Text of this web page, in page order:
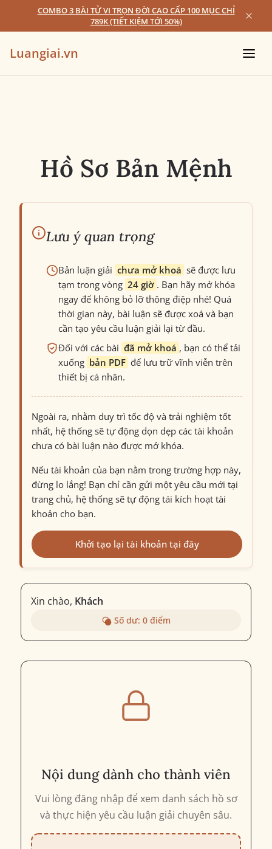
COMBO 3 BÀI TỬ VI TRỌN ĐỜI CAO CẤP 100 MỤC CHỈ
789K (TIẾT KIỆM TỚI 50%)
Luangiai.vn
Hồ Sơ Bản Mệnh
Lưu ý quan trọng
Bản luận giải chưa mở khoá sẽ được lưu
tạm trong vòng 24 giờ . Bạn hãy mở khóa
ngay để không bỏ lỡ thông điệp nhé! Quá
thời gian này, bài luận sẽ được xoá và bạn
cần tạo yêu cầu luận giải lại từ đầu.
Đối với các bài đã mở khoá , bạn có thể tải
xuống bản PDF để lưu trữ vĩnh viễn trên
thiết bị cá nhân.
Ngoài ra, nhằm duy trì tốc độ và trải nghiệm tốt
nhất, hệ thống sẽ tự động dọn dẹp các tài khoản
chưa có bài luận nào được mở khóa.
Nếu tài khoản của bạn nằm trong trường hợp này,
đừng lo lắng! Bạn chỉ cần gửi một yêu cầu mới tại
trang chủ, hệ thống sẽ tự động tái kích hoạt tài
khoản cho bạn.
Khởi tạo lại tài khoản tại đây
Xin chào, Khách
Số dư: 0điểm
Nội dung dành cho thành viên
Vui lòng đăng nhập để xem danh sách hồ sơ
và thực hiện yêu cầu luận giải chuyên sâu.